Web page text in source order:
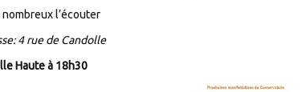
l’écouter
4 rue de Candolle
Haute à 18h30